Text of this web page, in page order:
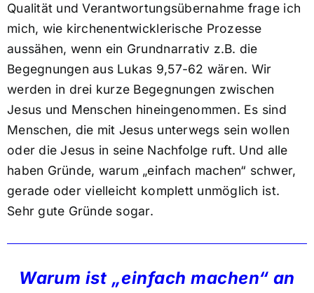
Qualität und Verantwortungsübernahme frage ich
mich, wie kirchenentwicklerische Prozesse
aussähen, wenn ein Grundnarrativ z.B. die
Begegnungen aus Lukas 9,57-62 wären. Wir
werden in drei kurze Begegnungen zwischen
Jesus und Menschen hineingenommen. Es sind
Menschen, die mit Jesus unterwegs sein wollen
oder die Jesus in seine Nachfolge ruft. Und alle
haben Gründe, warum „einfach machen“ schwer,
gerade oder vielleicht komplett unmöglich ist.
Sehr gute Gründe sogar.
Warum ist „einfach machen“ an